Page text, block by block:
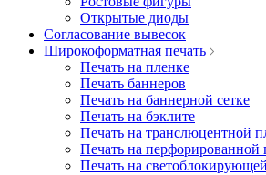
Открытые диоды
Согласование вывесок
Широкоформатная печать
Печать на пленке
Печать баннеров
Печать на баннерной сетке
Печать на бэклите
Печать на транслюцентной
Печать на перфорированной
Печать на